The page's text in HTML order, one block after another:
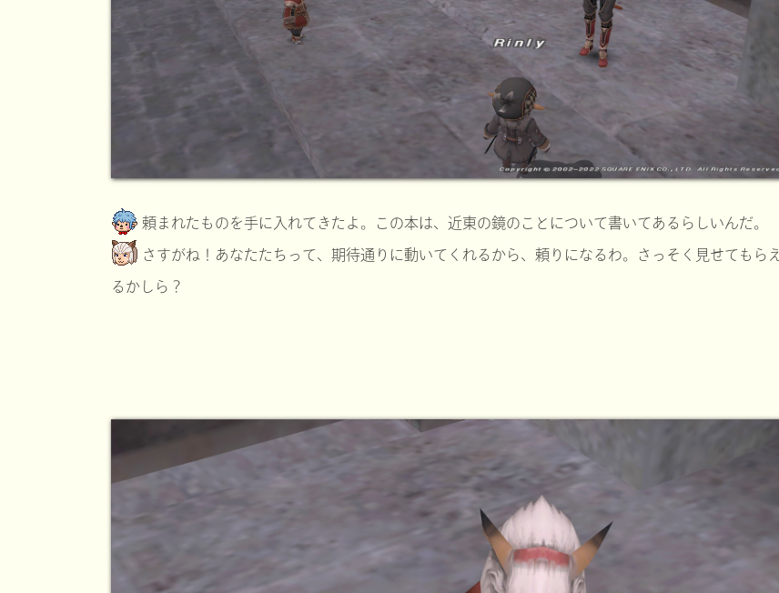
頼まれたものを手に入れてきたよ。この本は、近東の鏡のことについて書いてあるらしいんだ。
さすがね！あなたたちって、期待通りに動いてくれるから、頼りになるわ。さっそく見せてもらえ
るかしら？